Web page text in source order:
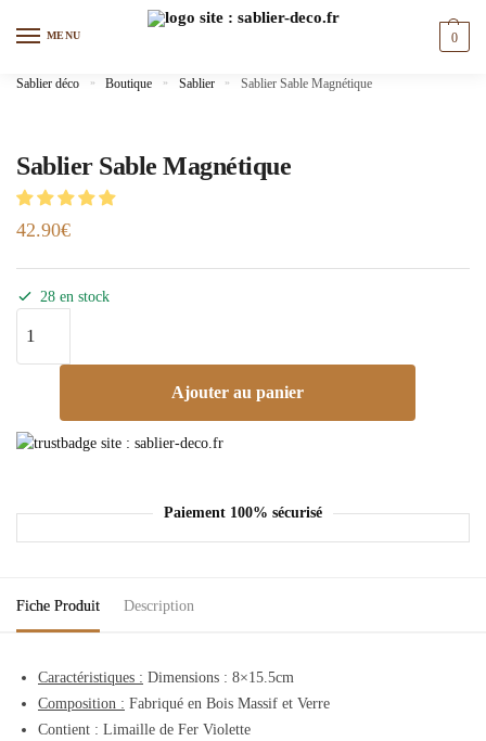
MENU 0
Sablier déco » Boutique » Sablier » Sablier Sable Magnétique
Sablier Sable Magnétique
42.90€
28 en stock
Ajouter au panier
Paiement 100% sécurisé
Fiche Produit Description
Caractéristiques : Dimensions : 8×15.5cm
Composition : Fabriqué en Bois Massif et Verre
Contient : Limaille de Fer Violette